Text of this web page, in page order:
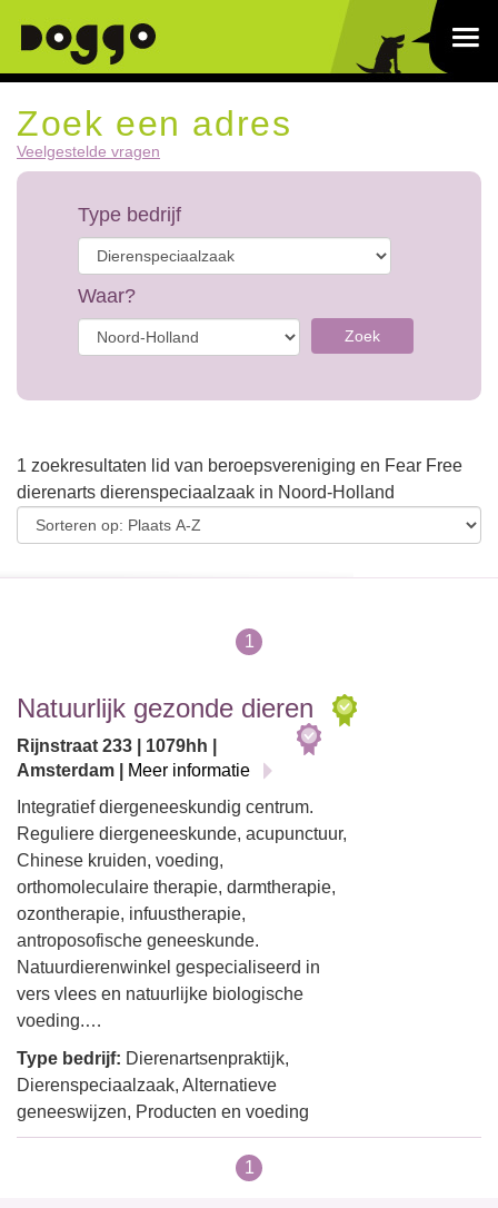
Zoek een adres
Veelgestelde vragen
Type bedrijf
Waar?
Zoek
1 zoekresultaten lid van beroepsvereniging en Fear Free
dierenarts dierenspeciaalzaak in Noord-Holland
1
Natuurlijk gezonde dieren
Rijnstraat 233 | 1079hh |
Amsterdam |
Meer informatie
Integratief diergeneeskundig centrum.
Reguliere diergeneeskunde, acupunctuur,
Chinese kruiden, voeding,
orthomoleculaire therapie, darmtherapie,
ozontherapie, infuustherapie,
antroposofische geneeskunde.
Natuurdierenwinkel gespecialiseerd in
vers vlees en natuurlijke biologische
voeding.…
Type bedrijf: Dierenartsenpraktijk,
Dierenspeciaalzaak, Alternatieve
geneeswijzen, Producten en voeding
1